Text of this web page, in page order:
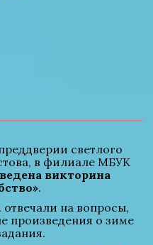
светлого
в филиале МБУК
викторина
.
на вопросы,
произведения о зиме